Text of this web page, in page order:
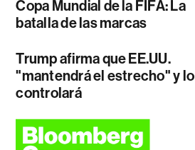
Copa Mundial de la FIFA: La
batalla de las marcas
Trump afirma que EE.UU.
"mantendrá el estrecho" y lo
controlará